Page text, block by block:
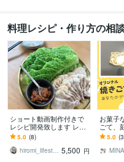
料理レシピ・作り方の相
ショート動画制作付きで
レシピ開発致します レシ
ピ開発からご提供レシピ
まで！麹の料理もいたし
ます。
5.0 (8)
hiromi_lifestyle 5,500 円
お菓子
ごて、
手作り
やかに
5.0